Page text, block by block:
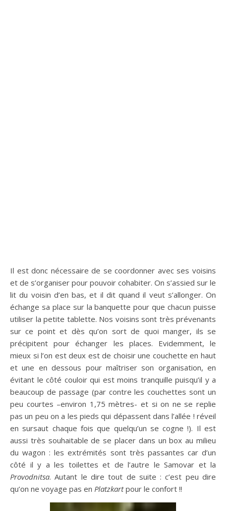
Il est donc nécessaire de se coordonner avec ses voisins
et de s’organiser pour pouvoir cohabiter. On s’assied sur le
lit du voisin d’en bas, et il dit quand il veut s’allonger. On
échange sa place sur la banquette pour que chacun puisse
utiliser la petite tablette. Nos voisins sont très prévenants
sur ce point et dès qu’on sort de quoi manger, ils se
précipitent pour échanger les places. Evidemment, le
mieux si l’on est deux est de choisir une couchette en haut
et une en dessous pour maîtriser son organisation, en
évitant le côté couloir qui est moins tranquille puisqu’il y a
beaucoup de passage (par contre les couchettes sont un
peu courtes –environ 1,75 mètres- et si on ne se replie
pas un peu on a les pieds qui dépassent dans l’allée ! réveil
en sursaut chaque fois que quelqu’un se cogne !). Il est
aussi très souhaitable de se placer dans un box au milieu
du wagon : les extrémités sont très passantes car d’un
côté il y a les toilettes et de l’autre le Samovar et la
Provodnitsa. Autant le dire tout de suite : c’est peu dire
qu’on ne voyage pas en Platzkartpour le confort !!